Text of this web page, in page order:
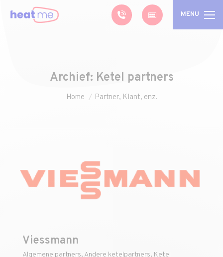
MENU
Archief: Ketel partners
Je bent hier:
Home Partner, Klant, enz.
Viessmann
Algemene partners, Andere ketelpartners, Ketel